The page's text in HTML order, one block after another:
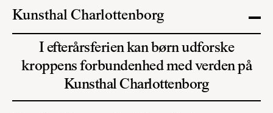
Kunsthal Charlottenborg
I efterårsferien kan børn udforske
kroppens forbundenhed med verden på
Kunsthal Charlottenborg